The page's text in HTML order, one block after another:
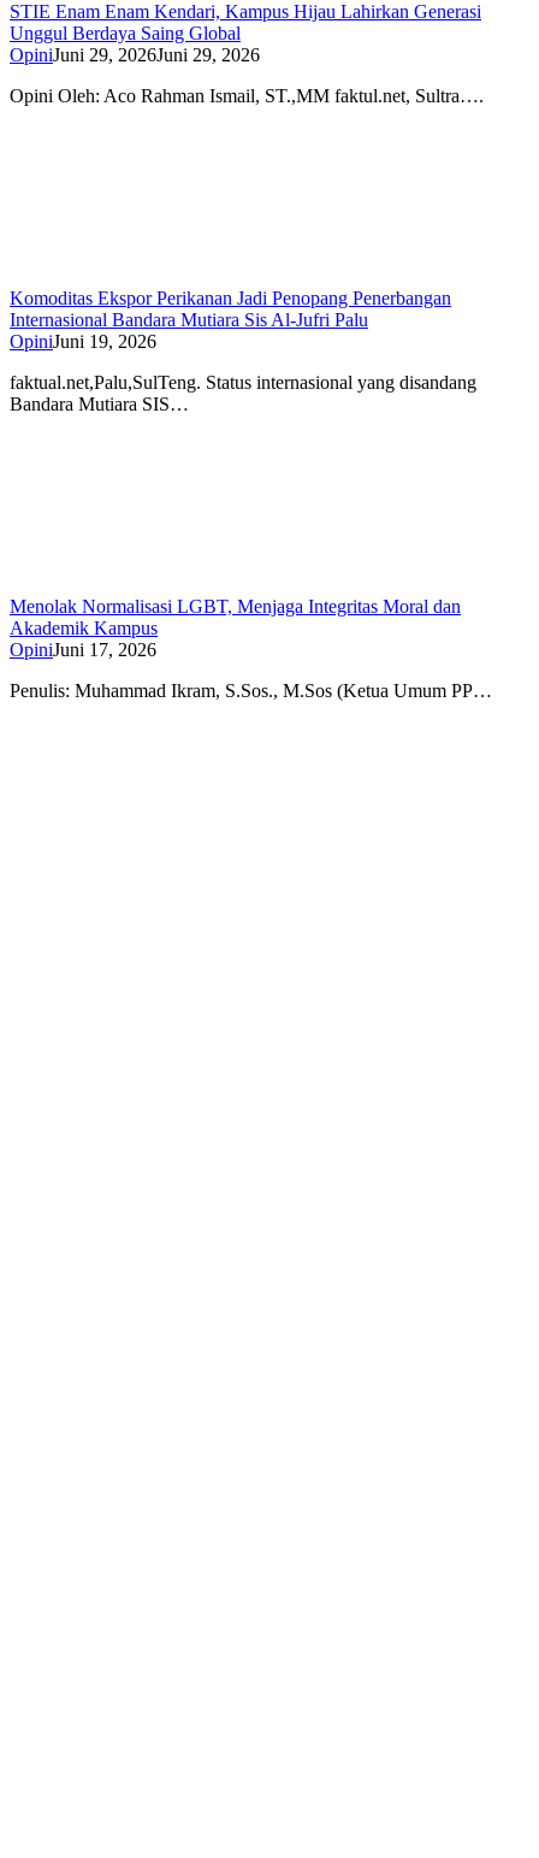
STIE Enam Enam Kendari, Kampus Hijau Lahirkan Generasi
Unggul Berdaya Saing Global
OpiniJuni 29, 2026Juni 29, 2026
Opini Oleh: Aco Rahman Ismail, ST.,MM faktul.net, Sultra….
Komoditas Ekspor Perikanan Jadi Penopang Penerbangan
Internasional Bandara Mutiara Sis Al-Jufri Palu
OpiniJuni 19, 2026
faktual.net,Palu,SulTeng. Status internasional yang disandang
Bandara Mutiara SIS…
Menolak Normalisasi LGBT, Menjaga Integritas Moral dan
Akademik Kampus
OpiniJuni 17, 2026
Penulis: Muhammad Ikram, S.Sos., M.Sos (Ketua Umum PP…